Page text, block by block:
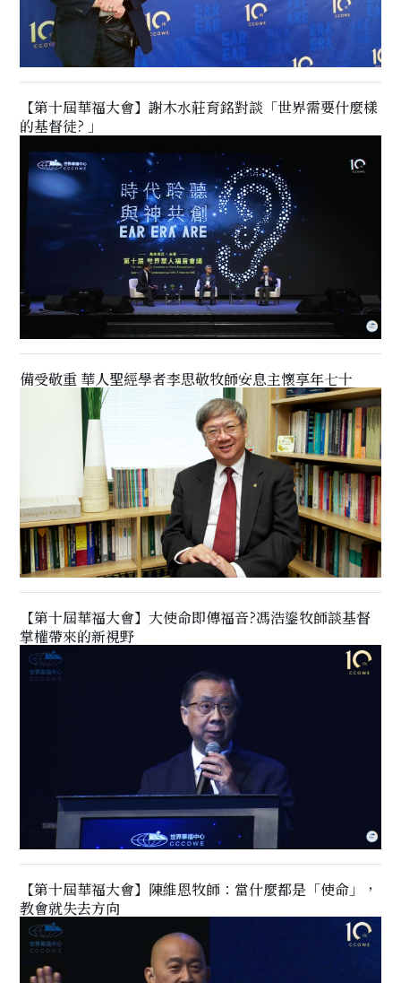
【第十屆華福大會】謝木水莊育銘對談「世界需要什麼樣
的基督徒? 」
備受敬重 華人聖經學者李思敬牧師安息主懷享年七十
【第十屆華福大會】大使命即傳福音?馮浩鎏牧師談基督
掌權帶來的新視野
【第十屆華福大會】陳維恩牧師：當什麼都是「使命」，
教會就失去方向